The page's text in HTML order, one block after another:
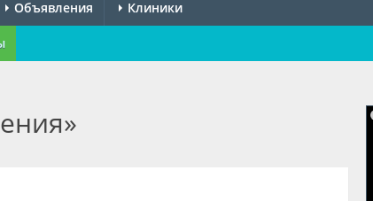
Объявления Клиники